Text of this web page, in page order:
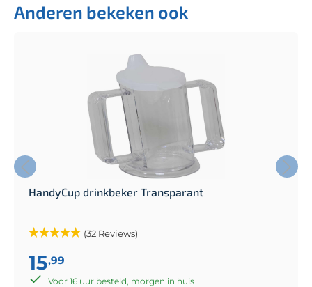
Anderen bekeken ook
HandyCup drinkbeker Transparant
(32 Reviews)
15,99
Voor 16 uur besteld, morgen in huis